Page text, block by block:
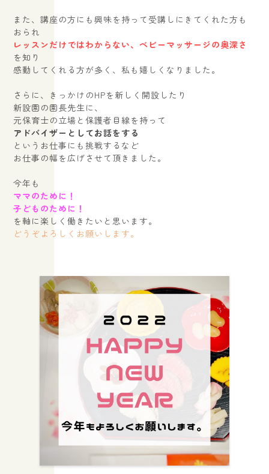
また、講座の方にも興味を持って受講しにきてくれた方も
おられ
レッスンだけではわからない、ベビーマッサージの奥深さ
を知り
感動してくれる方が多く、私も嬉しくなりました。
さらに、きっかけのHPを新しく開設したり
新設園の園長先生に、
元保育士の立場と保護者目線を持って
アドバイザーとしてお話をする
というお仕事にも挑戦するなど
お仕事の幅を広げさせて頂きました。
今年も
ママのために！
子どものために！
を軸に楽しく働きたいと思います。
どうぞよろしくお願いします。
address｜大阪府箕面市
open｜10:00～17:00
出産や子育ての悩み相談、離乳食についてのアドバイスなら大阪府箕